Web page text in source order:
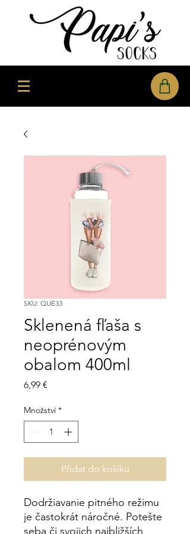
SKU: QUE33
Sklenená fľaša s
neoprénovým
obalom 400ml
6,99 €
Množství *
Přidat do košíku
Dodržiavanie pitného režimu
je častokrát náročné. Potešte
seba či svojich najbližších